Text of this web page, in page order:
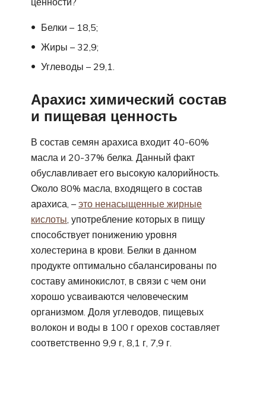
Белки – 18,5;
Жиры – 32,9;
Углеводы – 29,1.
Арахис: химический состав
и пищевая ценность
В состав семян арахиса входит 40-60%
масла и 20-37% белка. Данный факт
обуславливает его высокую калорийность.
Около 80% масла, входящего в состав
арахиса, – это ненасыщенные жирные
кислоты, употребление которых в пищу
способствует понижению уровня
холестерина в крови. Белки в данном
продукте оптимально сбалансированы по
составу аминокислот, в связи с чем они
хорошо усваиваются человеческим
организмом. Доля углеводов, пищевых
волокон и воды в 100 г орехов составляет
соответственно 9,9 г, 8,1 г, 7,9 г.